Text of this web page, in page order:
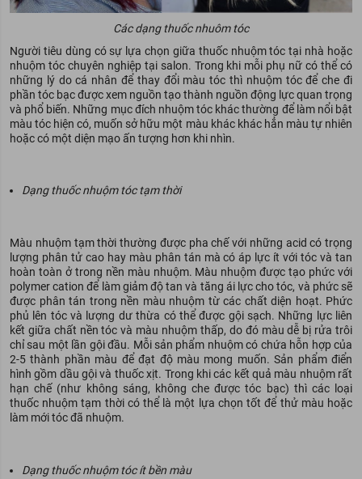
Các dạng thuốc nhuôm tóc
Người tiêu dùng có sự lựa chọn giữa thuốc nhuộm tóc tại nhà hoặc
nhuộm tóc chuyên nghiệp tại salon. Trong khi mỗi phụ nữ có thể có
những lý do cá nhân để thay đổi màu tóc thì nhuộm tóc để che đi
phần tóc bạc được xem nguồn tạo thành nguồn động lực quan trọng
và phổ biến. Những mục đích nhuộm tóc khác thường để làm nổi bật
màu tóc hiện có, muốn sở hữu một màu khác khác hẳn màu tự nhiên
hoặc có một diện mạo ấn tượng hơn khi nhìn.
Dạng thuốc nhuộm tóc tạm thời
Màu nhuộm tạm thời thường được pha chế với những acid có trọng
lượng phân tử cao hay màu phân tán mà có áp lực ít với tóc và tan
hoàn toàn ở trong nền màu nhuộm. Màu nhuộm được tạo phức với
polymer cation để làm giảm độ tan và tăng ái lực cho tóc, và phức sẽ
được phân tán trong nền màu nhuộm từ các chất diện hoạt. Phức
phủ lên tóc và lượng dư thừa có thể được gội sạch. Những lực liên
kết giữa chất nền tóc và màu nhuộm thấp, do đó màu dễ bị rửa trôi
chỉ sau một lần gội đầu. Mỗi sản phẩm nhuộm có chứa hỗn hợp của
2-5 thành phần màu để đạt độ màu mong muốn. Sản phẩm điển
hình gồm dầu gội và thuốc xịt. Trong khi các kết quả màu nhuộm rất
hạn chế (như không sáng, không che được tóc bạc) thì các loại
thuốc nhuộm tạm thời có thể là một lựa chọn tốt để thử màu hoặc
làm mới tóc đã nhuộm.
Dạng thuốc nhuộm tóc ít bền màu